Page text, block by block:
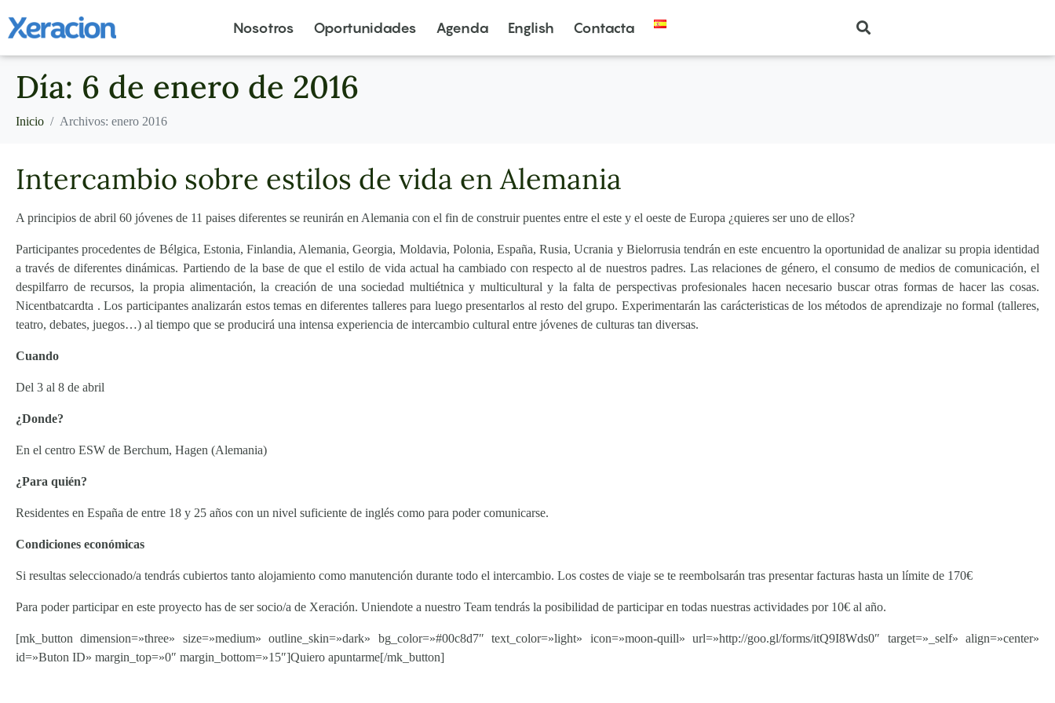
Nosotros Oportunidades Agenda English Contacta
Día: 6 de enero de 2016
Inicio Archivos: enero 2016
Intercambio sobre estilos de vida en Alemania
A principios de abril 60 jóvenes de 11 paises diferentes se reunirán en Alemania con el fin de construir puentes entre el este y el oeste de Europa ¿quieres ser uno de ellos?
Participantes procedentes de Bélgica, Estonia, Finlandia, Alemania, Georgia, Moldavia, Polonia, España, Rusia, Ucrania y Bielorrusia tendrán en este encuentro la oportunidad de analizar su propia identidad
a través de diferentes dinámicas. Partiendo de la base de que el estilo de vida actual ha cambiado con respecto al de nuestros padres. Las relaciones de género, el consumo de medios de comunicación, el
despilfarro de recursos, la propia alimentación, la creación de una sociedad multiétnica y multicultural y la falta de perspectivas profesionales hacen necesario buscar otras formas de hacer las cosas.
Nicentbatcardta . Los participantes analizarán estos temas en diferentes talleres para luego presentarlos al resto del grupo. Experimentarán las carácteristicas de los métodos de aprendizaje no formal (talleres,
teatro, debates, juegos…) al tiempo que se producirá una intensa experiencia de intercambio cultural entre jóvenes de culturas tan diversas.
Cuando
Del 3 al 8 de abril
¿Donde?
En el centro ESW de Berchum, Hagen (Alemania)
¿Para quién?
Residentes en España de entre 18 y 25 años con un nivel suficiente de inglés como para poder comunicarse.
Condiciones económicas
Si resultas seleccionado/a tendrás cubiertos tanto alojamiento como manutención durante todo el intercambio. Los costes de viaje se te reembolsarán tras presentar facturas hasta un límite de 170€
Para poder participar en este proyecto has de ser socio/a de Xeración. Uniendote a nuestro Team tendrás la posibilidad de participar en todas nuestras actividades por 10€ al año.
[mk_button dimension=»three» size=»medium» outline_skin=»dark» bg_color=»#00c8d7″ text_color=»light» icon=»moon-quill» url=»http://goo.gl/forms/itQ9I8Wds0″ target=»_self» align=»center»
id=»Buton ID» margin_top=»0″ margin_bottom=»15″]Quiero apuntarme[/mk_button]
Cursos
NOSOTROS
Galicia
Retake